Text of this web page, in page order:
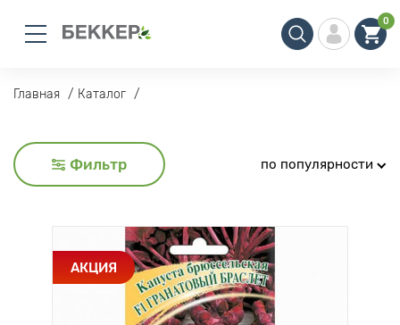
0
Главная Каталог
Фильтр по популярности
АКЦИЯ